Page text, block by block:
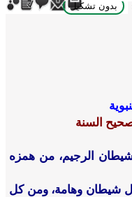
بدون تشكيل
السنة
الرجيم، من همزه
شيطان وهامة، ومن كل